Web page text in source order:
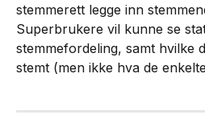
stemmerett legge inn
Superbrukere vil kunne se
stemmefordeling, samt hvilke
stemt (men ikke hva de